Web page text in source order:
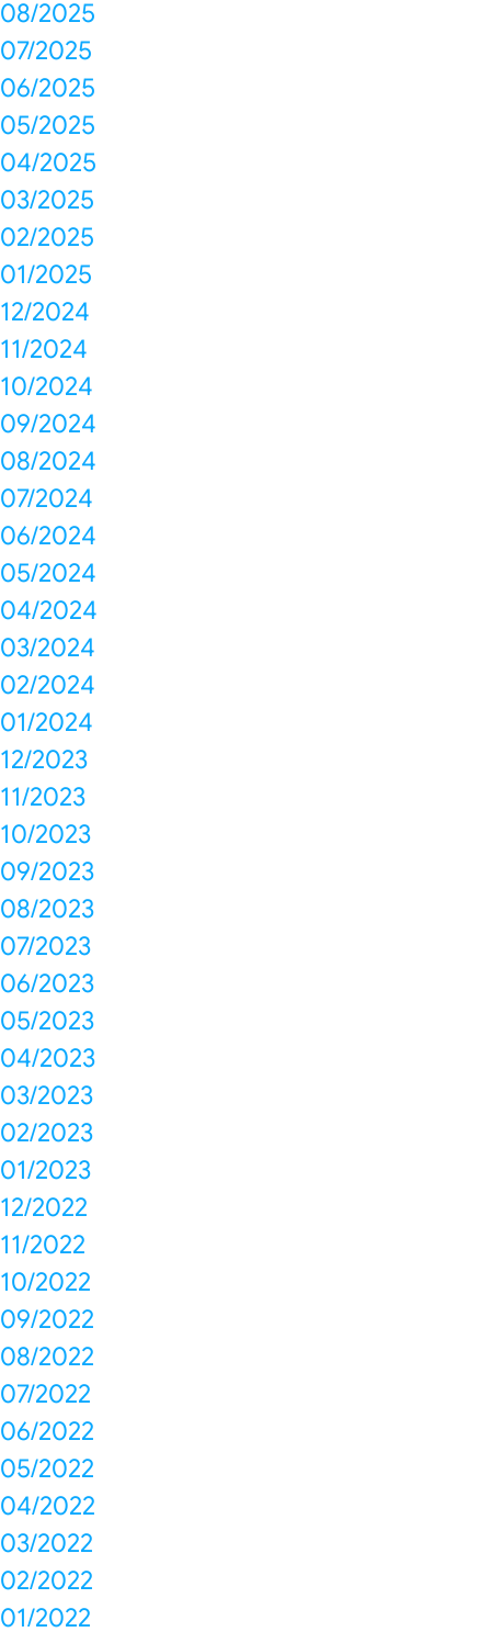
08/2025
07/2025
06/2025
05/2025
04/2025
03/2025
02/2025
01/2025
12/2024
11/2024
10/2024
09/2024
08/2024
07/2024
06/2024
05/2024
04/2024
03/2024
02/2024
01/2024
12/2023
11/2023
10/2023
09/2023
08/2023
07/2023
06/2023
05/2023
04/2023
03/2023
02/2023
01/2023
12/2022
11/2022
10/2022
09/2022
08/2022
07/2022
06/2022
05/2022
04/2022
03/2022
02/2022
01/2022